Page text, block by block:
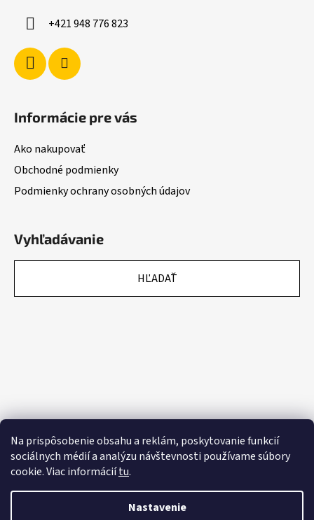
Na prispôsobenie obsahu a reklám, poskytovanie funkcií
sociálnych médií a analýzu návštevnosti používame súbory
cookie. Viac informáciítu.
Nastavenie
+421 948 776 823
Informácie pre vás
Ako nakupovať
Obchodné podmienky
Podmienky ochrany osobných údajov
Vyhľadávanie
HĽADAŤ